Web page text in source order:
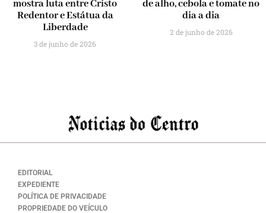
mostra luta entre Cristo
Redentor e Estátua da
Liberdade
3 de junho de 2026
de alho, cebola e tomate no
dia a dia
2 de junho de 2026
EDITORIAL
EXPEDIENTE
POLÍTICA DE PRIVACIDADE
PROPRIEDADE DO VEÍCULO